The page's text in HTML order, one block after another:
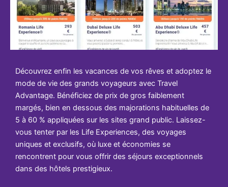
Découvrez enfin les vacances de vos rêves et adoptez le
mode de vie des grands voyageurs avec Travel
Advantage. Bénéficiez de prix de gros faiblement
margés, bien en dessous des majorations habituelles de
5 à 60 % appliquées sur les sites grand public. Laissez-
vous tenter par les Life Experiences, des voyages
uniques et exclusifs, où luxe et économies se
rencontrent pour vous offrir des séjours exceptionnels
dans des hôtels prestigieux.